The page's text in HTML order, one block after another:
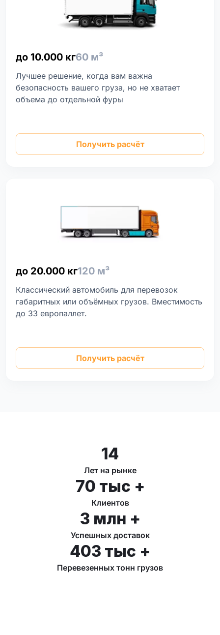
до 10.000 кг60 м³
Лучшее решение, когда вам важна
безопасность вашего груза, но не хватает
объема до отдельной фуры
Получить расчёт
до 20.000 кг120 м³
Классический автомобиль для перевозок
габаритных или объёмных грузов. Вместимость
до 33 европаллет.
Получить расчёт
14
Лет на рынке
70 тыс +
Клиентов
3 млн +
Успешных доставок
403 тыс +
Перевезенных тонн грузов